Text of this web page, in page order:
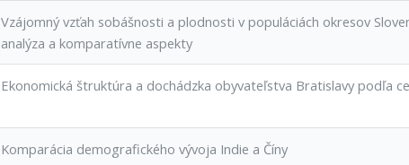
Vzájomný vzťah sobášnosti a plodnosti v populáciách okresov
analýza a komparatívne aspekty
Ekonomická štruktúra a dochádzka obyvateľstva Bratislavy podľa
Komparácia demografického vývoja Indie a Číny